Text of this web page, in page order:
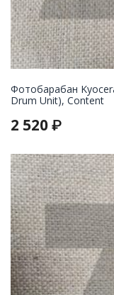
Фотобарабан
Drum Unit), Content
2 520 ₽